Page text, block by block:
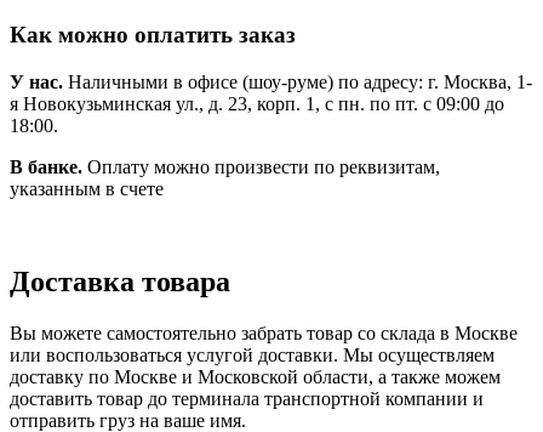
Как можно оплатить заказ
У нас. Наличными в офисе (шоу-руме) по адресу: г. Москва, 1-
я Новокузьминская ул., д. 23, корп. 1, с пн. по пт. с 09:00 до
18:00.
В банке. Оплату можно произвести по реквизитам,
указанным в счете
Доставка товара
Вы можете самостоятельно забрать товар со склада в Москве
или воспользоваться услугой доставки. Мы осуществляем
доставку по Москве и Московской области, а также можем
доставить товар до терминала транспортной компании и
отправить груз на ваше имя.